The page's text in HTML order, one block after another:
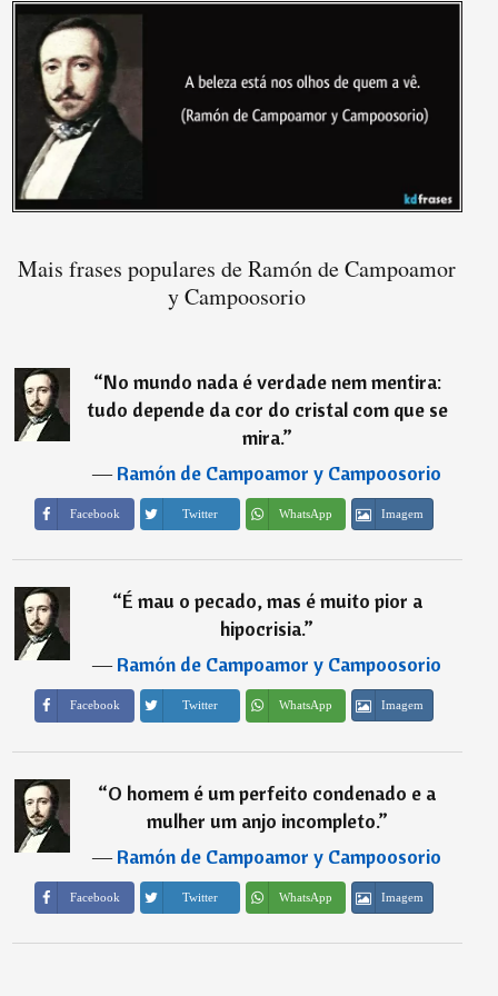
Mais frases populares de Ramón de Campoamor
y Campoosorio
“No mundo nada é verdade nem mentira:
tudo depende da cor do cristal com que se
mira.”
―Ramón de Campoamor y Campoosorio
Facebook Twitter WhatsApp Imagem
“É mau o pecado, mas é muito pior a
hipocrisia.”
―Ramón de Campoamor y Campoosorio
Facebook Twitter WhatsApp Imagem
“O homem é um perfeito condenado e a
mulher um anjo incompleto.”
―Ramón de Campoamor y Campoosorio
Facebook Twitter WhatsApp Imagem